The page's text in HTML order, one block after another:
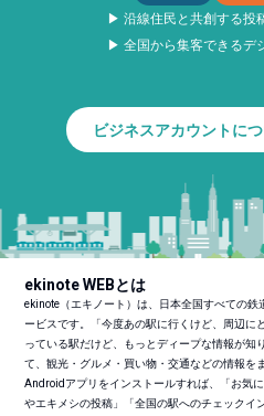
▶ 沿線住民と共創する投
▶ 全国から集客できるデ
ビジネスアカウントに
ekinote WEBとは
ekinote（エキノート）は、日本全国すべての
ービスです。「今度あの駅に行くけど、周辺に
っている駅だけど、もっとディープな情報が知
て、観光・グルメ・買い物・交通などの情報を
Androidアプリをインストールすれば、「お気
やエキメシの投稿」「全国の駅へのチェックイ